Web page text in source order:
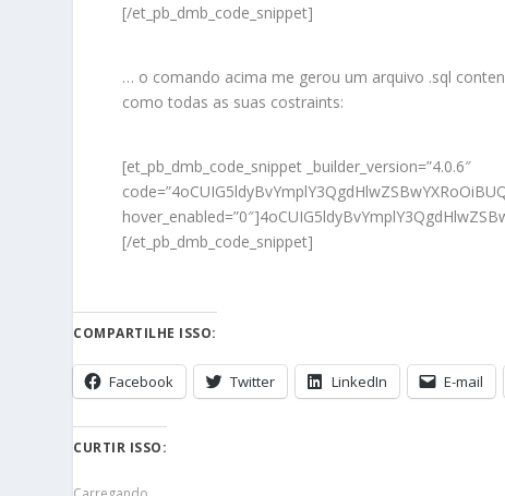
[/et_pb_dmb_code_snippet]
… o comando acima me gerou um arquivo .sql
como todas as suas costraints:
[et_pb_dmb_code_snippet _builder_version=”4.0.6″
[/et_pb_dmb_code_snippet]
COMPARTILHE ISSO:
Facebook Twitter LinkedIn E-mail
CURTIR ISSO: